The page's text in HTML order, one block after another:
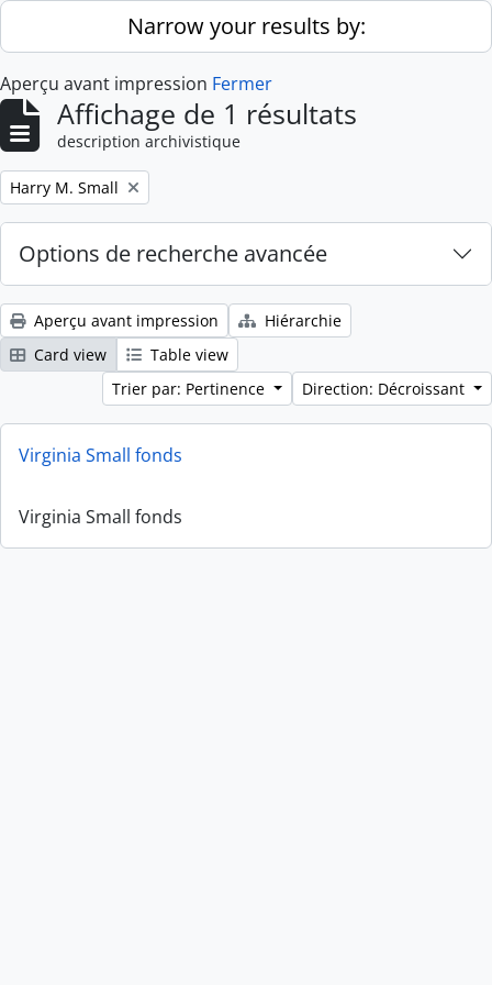
Skip to main contentNarrow your results by:
Aperçu avant impression Fermer
Affichage de 1 résultats
description archivistique
Remove filter:
Harry M. Small
Options de recherche avancée
Aperçu avant impression
Hiérarchie
Card view
Table view
Trier par: Pertinence
Direction: Décroissant
Virginia Small fonds
Virginia Small fonds